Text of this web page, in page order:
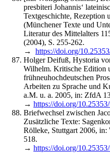
presbiteri Johannis‘
Textgeschichte, Rezeption
(Münchener Texte und
Literatur des Mittelalters
(2004), S. 255-262.
→ https://doi.org/
Holger Deifuß, Hystoria
Wilhelm. Kritische Edition
frühneuhochdeutschen
Arbeiten zu Sprache und
a.M. u. a. 2005, in: ZfdA
→ https://doi.org/
Briefwechsel zwischen
Zusätzliche Texte:
Rölleke, Stuttgart 2006,
518.
→ https://doi.org/